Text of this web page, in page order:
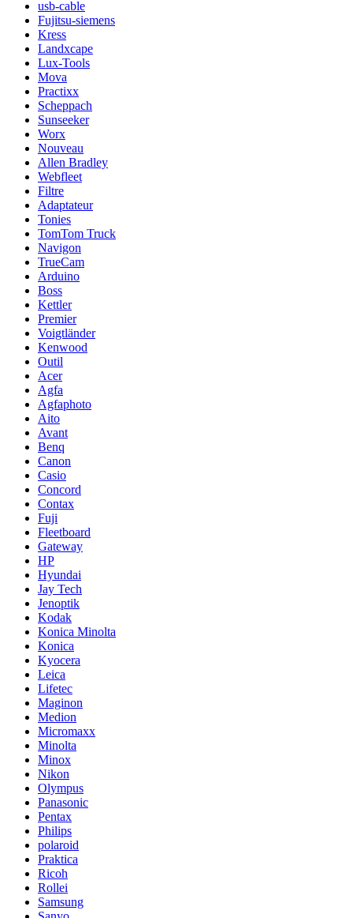
usb-cable
Fujitsu-siemens
Kress
Landxcape
Lux-Tools
Mova
Practixx
Scheppach
Sunseeker
Worx
Nouveau
Allen Bradley
Webfleet
Filtre
Adaptateur
Tonies
TomTom Truck
Navigon
TrueCam
Arduino
Boss
Kettler
Premier
Voigtländer
Kenwood
Outil
Acer
Agfa
Agfaphoto
Aito
Avant
Benq
Canon
Casio
Concord
Contax
Fuji
Fleetboard
Gateway
HP
Hyundai
Jay Tech
Jenoptik
Kodak
Konica Minolta
Konica
Kyocera
Leica
Lifetec
Maginon
Medion
Micromaxx
Minolta
Minox
Nikon
Olympus
Panasonic
Pentax
Philips
polaroid
Praktica
Ricoh
Rollei
Samsung